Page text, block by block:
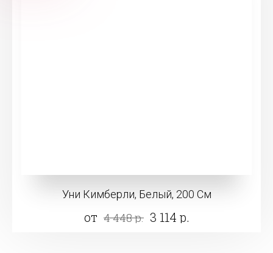
Уни Кимберли, Белый, 200 См
от 4 448 р. 3 114 р.